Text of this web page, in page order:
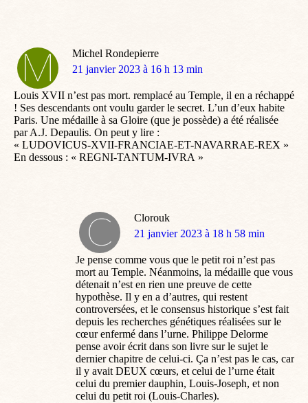
Michel Rondepierre
dit
21 janvier 2023 à 16 h 13 min
Louis XVII n’est pas mort. remplacé au Temple, il en a réchappé
! Ses descendants ont voulu garder le secret. L’un d’eux habite
Paris. Une médaille à sa Gloire (que je possède) a été réalisée
par A.J. Depaulis. On peut y lire :
« LUDOVICUS-XVII-FRANCIAE-ET-NAVARRAE-REX »
En dessous : « REGNI-TANTUM-IVRA »
Clorouk
dit
21 janvier 2023 à 18 h 58 min
Je pense comme vous que le petit roi n’est pas
mort au Temple. Néanmoins, la médaille que vous
détenait n’est en rien une preuve de cette
hypothèse. Il y en a d’autres, qui restent
controversées, et le consensus historique s’est fait
depuis les recherches génétiques réalisées sur le
cœur enfermé dans l’urne. Philippe Delorme
pense avoir écrit dans son livre sur le sujet le
dernier chapitre de celui-ci. Ça n’est pas le cas, car
il y avait DEUX cœurs, et celui de l’urne était
celui du premier dauphin, Louis-Joseph, et non
celui du petit roi (Louis-Charles).